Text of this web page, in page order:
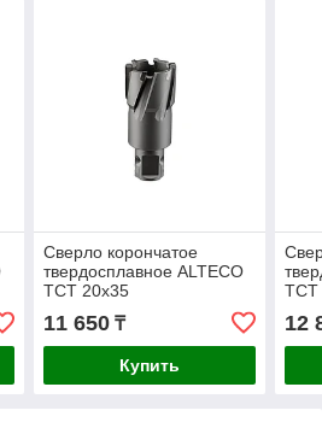
Сверло корончатое
твердосплавное ALTECO
TCT 20х35
11 650₸
Купить
TCT
12